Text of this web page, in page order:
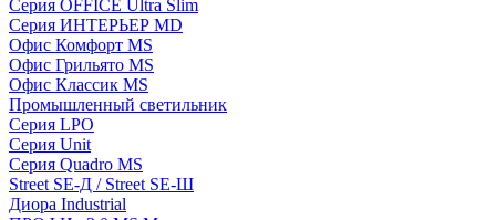
Серия OFFICE Ultra Slim
Серия ИНТЕРЬЕР MD
Офис Комфорт MS
Офис Грильято MS
Офис Классик MS
Промышленный светильник
Серия LPO
Серия Unit
Серия Quadro MS
Street SE-Д / Street SE-Ш
Диора Industrial